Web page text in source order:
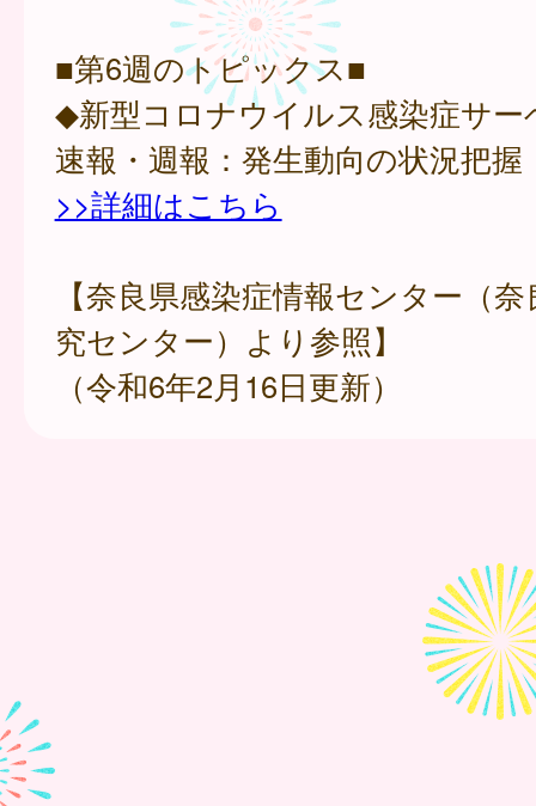
■第6週のトピックス■
◆新型コロナウイルス感染症サー
速報・週報：発生動向の状況把握
>>詳細はこちら
【奈良県感染症情報センター（
究センター）より参照】
（令和6年2月16日更新）